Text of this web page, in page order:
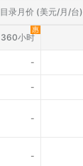
目录月价 (美元/月/台)
360小时
惠
-
-
-
-